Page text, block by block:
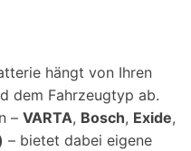
hängt von Ihren
dem Fahrzeugtyp ab.
– VARTA, Bosch, Exide,
– bietet dabei eigene